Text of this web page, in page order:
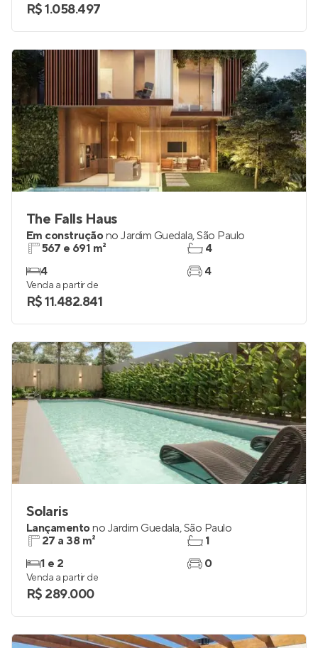
R$ 1.058.497
The Falls Haus
Em construçãono Jardim Guedala,São Paulo
567 e 691 m²
4
4
4
Venda a partir de
R$ 11.482.841
Solaris
Lançamentono Jardim Guedala,São Paulo
27 a 38 m²
1 e 2
1
0
Venda a partir de
R$ 289.000